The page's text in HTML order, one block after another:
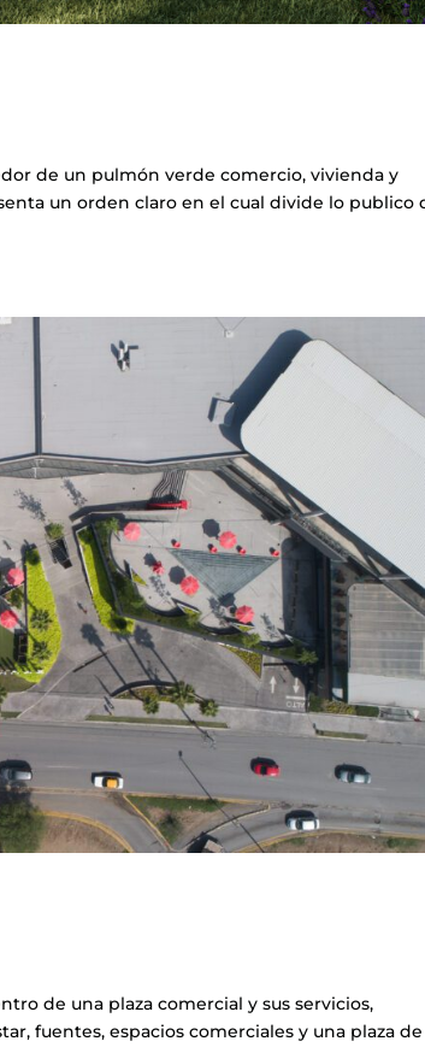
de un pulmón verde comercio, vivienda y
un orden claro en el cual divide lo publico
de una plaza comercial y sus servicios,
fuentes, espacios comerciales y una plaza de